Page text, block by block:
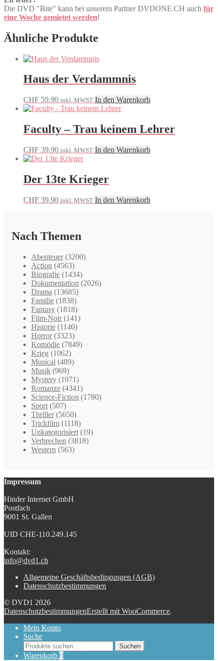
Die DVD "Bite" kann bei unserem Partner DVDONE.CH auch für
eine Woche gemietet werden!
Ähnliche Produkte
Haus der Verdammnis
CHF 59.90 inkl. MWST In den Warenkorb
Faculty – Trau keinem Lehrer
CHF 39.90 inkl. MWST In den Warenkorb
Der 13te Krieger
CHF 39.90 inkl. MWST In den Warenkorb
Nach Themen
Abenteuer (3200)
Action (4563)
Biografie (1434)
Dokumentation (2026)
Drama (13685)
Familie (1838)
Fantasy (1818)
Film-Noir (141)
Historie (1140)
Horror (3323)
Komödie (7849)
Krieg (1062)
Musical (489)
Musik (969)
Mystery (1971)
Romanze (4341)
Science-Fiction (1780)
Sport (507)
Thriller (5650)
Trickfilm (1118)
Unkategorisiert (19)
Verbrechen (3818)
Western (563)
Impressum
Hinder Internet GmbH
Postfach
9001 St. Gallen
UID CHE-110.249.145
Kontakt:
info@dvd1.ch
Allgemeine Geschäftsbedingungen (AGB)
Datenschutzbestimmungen
© DVD1 2026
DatenschutzbestimmungenErstellt mit WooCommerce.
Mein Konto
Suche
Suchen
nach:
Suchen
Warenkorb 0